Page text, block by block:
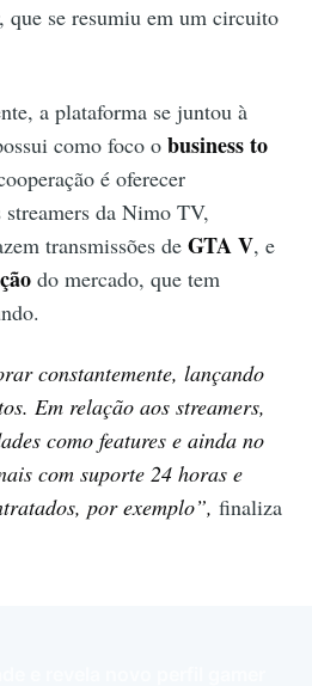
se resumiu em um circuito
a plataforma se juntou à
como foco obusiness to
é oferecer
streamers da Nimo TV,
transmissões deGTA V, e
do mercado, que tem
constantemente, lançando
Em relação aos streamers,
como features e ainda no
com suporte 24 horas e
por exemplo”, finaliza